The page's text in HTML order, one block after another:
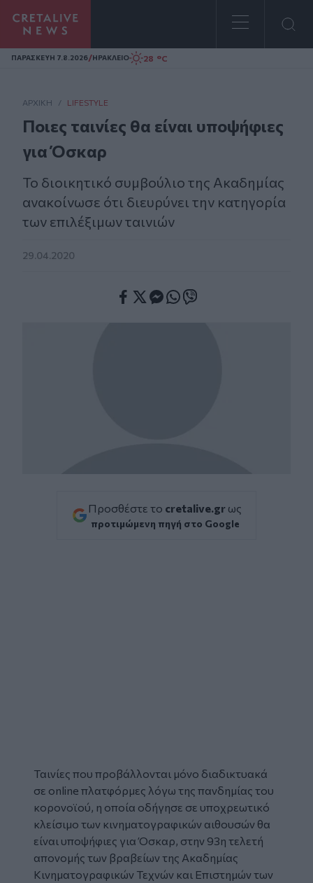
Homepage
ΠΑΡΑΣΚΕΥΗ 7.8.2026/ΗΡΑΚΛΕΙΟ 28 °C
ΑΡΧΙΚΗ / LIFESTYLE
Ποιες ταινίες θα είναι υποψήφιες
για Όσκαρ
Το διοικητικό συμβούλιο της Ακαδημίας
ανακοίνωσε ότι διευρύνει την κατηγορία
των επιλέξιμων ταινιών
29.04.2020
Προσθέστε το cretalive.gr ως
προτιμώμενη πηγή στο Google
Ταινίες που προβάλλονται μόνο διαδικτυακά
σε online πλατφόρμες λόγω της πανδημίας του
κορονοϊού, η οποία οδήγησε σε υποχρεωτικό
κλείσιμο των κινηματογραφικών αιθουσών θα
είναι υποψήφιες για Όσκαρ, στην 93η τελετή
απονομής των βραβείων της Ακαδημίας
Κινηματογραφικών Τεχνών και Επιστημών των